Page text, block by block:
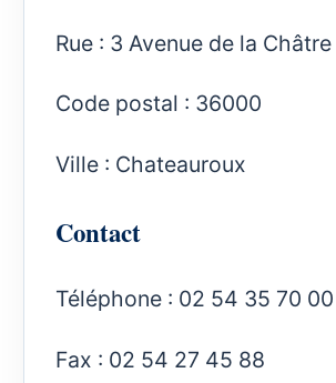
Rue : 3 Avenue de la Châtre
Code postal : 36000
Ville : Chateauroux
Contact
Téléphone : 02 54 35 70 00
Fax : 02 54 27 45 88